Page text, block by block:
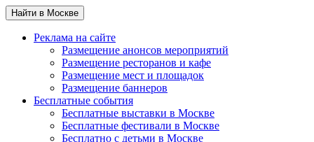
Найти в Москве
Реклама на сайте
Размещение анонсов мероприятий
Размещение ресторанов и кафе
Размещение мест и площадок
Размещение баннеров
Бесплатные события
Бесплатные выставки в Москве
Бесплатные фестивали в Москве
Бесплатно с детьми в Москве